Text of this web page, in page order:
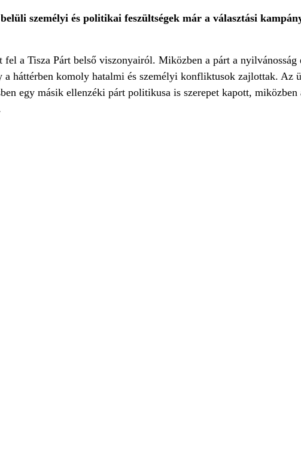
személyi és politikai feszültségek már a választási
a Tisza Párt belső viszonyairól. Miközben a párt a nyilvánosság
háttérben komoly hatalmi és személyi konfliktusok zajlottak. Az
egy másik ellenzéki párt politikusa is szerepet kapott, miközben